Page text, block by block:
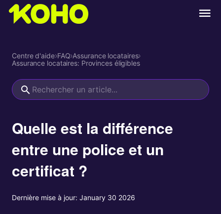
Centre d'aide›FAQ›Assurance locataires›
Assurance locataires: Provinces éligibles
Quelle est la différence
entre une police et un
certificat ?
Dernière mise à jour: January 30 2026